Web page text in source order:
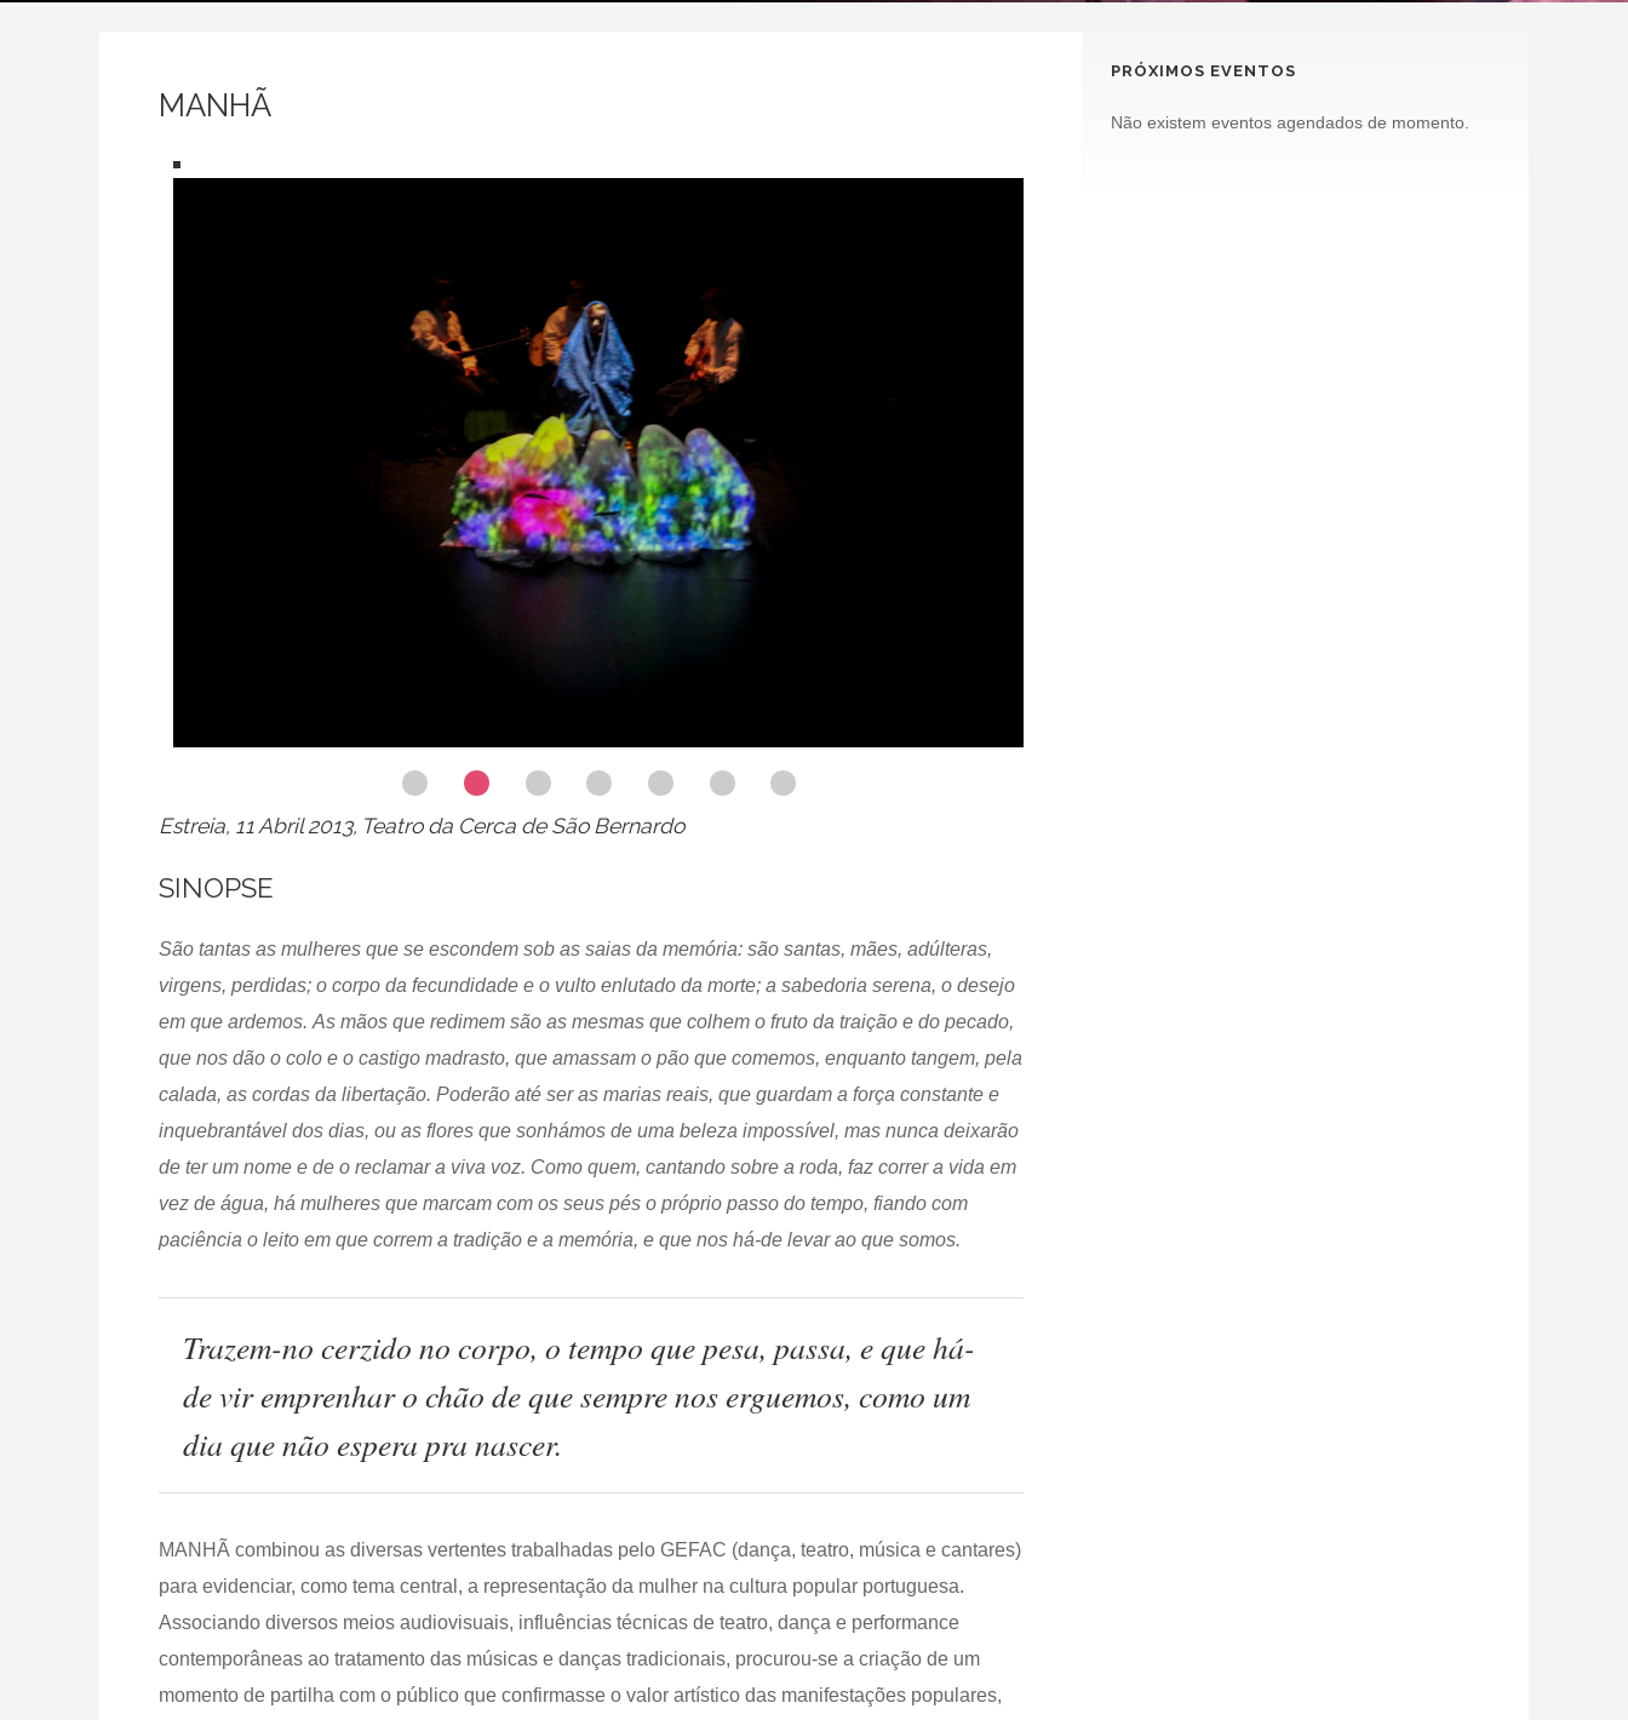
MANHÃ
Estreia, 11 Abril 2013, Teatro da Cerca de São Bernardo
SINOPSE
São tantas as mulheres que se escondem sob as saias da memória: são santas, mães, adúlteras,
virgens, perdidas; o corpo da fecundidade e o vulto enlutado da morte; a sabedoria serena, o desejo
em que ardemos. As mãos que redimem são as mesmas que colhem o fruto da traição e do pecado,
que nos dão o colo e o castigo madrasto, que amassam o pão que comemos, enquanto tangem, pela
calada, as cordas da libertação. Poderão até ser as marias reais, que guardam a força constante e
inquebrantável dos dias, ou as flores que sonhámos de uma beleza impossível, mas nunca deixarão
de ter um nome e de o reclamar a viva voz. Como quem, cantando sobre a roda, faz correr a vida em
vez de água, há mulheres que marcam com os seus pés o próprio passo do tempo, fiando com
paciência o leito em que correm a tradição e a memória, e que nos há-de levar ao que somos.
Trazem-no cerzido no corpo, o tempo que pesa, passa, e que há-
de vir emprenhar o chão de que sempre nos erguemos, como um
dia que não espera pra nascer.
MANHÃ combinou as diversas vertentes trabalhadas pelo GEFAC (dança, teatro, música e cantares)
para evidenciar, como tema central, a representação da mulher na cultura popular portuguesa.
Associando diversos meios audiovisuais, influências técnicas de teatro, dança e performance
contemporâneas ao tratamento das músicas e danças tradicionais, procurou-se a criação de um
momento de partilha com o público que confirmasse o valor artístico das manifestações populares,
PRÓXIMOS EVENTOS
Não existem eventos agendados de momento.